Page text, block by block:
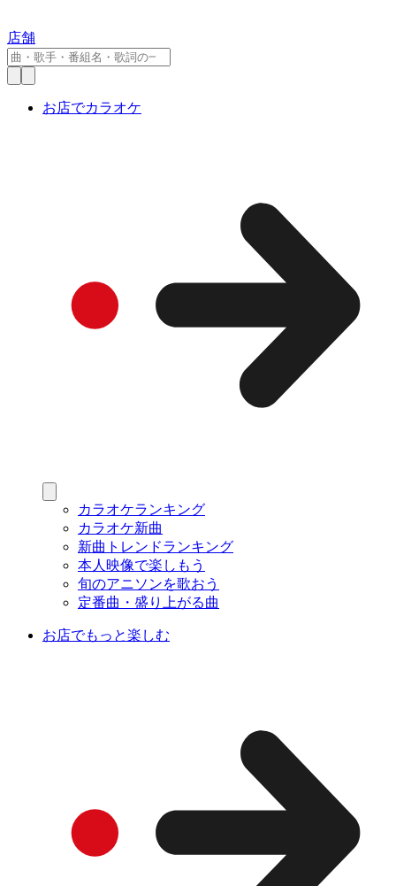
店舗
お店でカラオケ
カラオケランキング
カラオケ新曲
新曲トレンドランキング
本人映像で楽しもう
旬のアニソンを歌おう
定番曲・盛り上がる曲
お店でもっと楽しむ